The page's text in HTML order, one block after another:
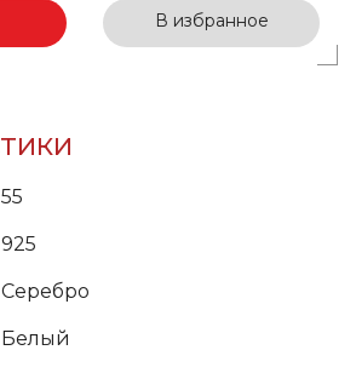
В избранное
55
925
Серебро
Белый